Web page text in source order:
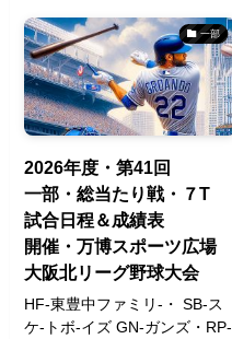
一部
2026年度・第41回
一部・総当たり戦・７T
試合日程＆成績表
開催・万博スポーツ広場
大阪北リーグ野球大会
HF-東豊中ファミリ-・ SB-ス
ケ-トボ-イズ GN-ガンズ・RP-